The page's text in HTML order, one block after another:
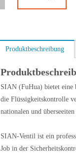
Produktbeschreibung
SIAN (FuHua) bietet eine
die Flüssigkeitskontrolle
nationalen und
SIAN-Ventil ist ein
Job in der